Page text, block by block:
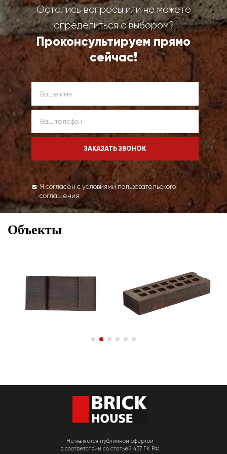
Остались вопросы или не можете
определиться с выбором?
Проконсультируем прямо
сейчас!
Я согласен с условиями пользовательского
соглашения
Объекты
Не является публичной офертой
в соответствии со статьей 437 ГК РФ